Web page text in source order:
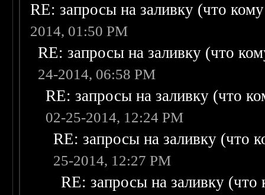
RE: запросы на заливку (что
2014, 01:50 PM
RE: запросы на заливку (что
24-2014, 06:58 PM
RE: запросы на заливку (что
02-25-2014, 12:24 PM
RE: запросы на заливку (что
25-2014, 12:27 PM
RE: запросы на заливку